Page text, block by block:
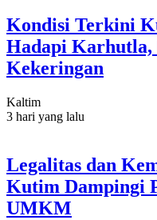
Kondisi Terkini
Hadapi Karhutla,
Kekeringan
Kaltim
3 hari yang lalu
Legalitas dan
Kutim Dampingi
UMKM